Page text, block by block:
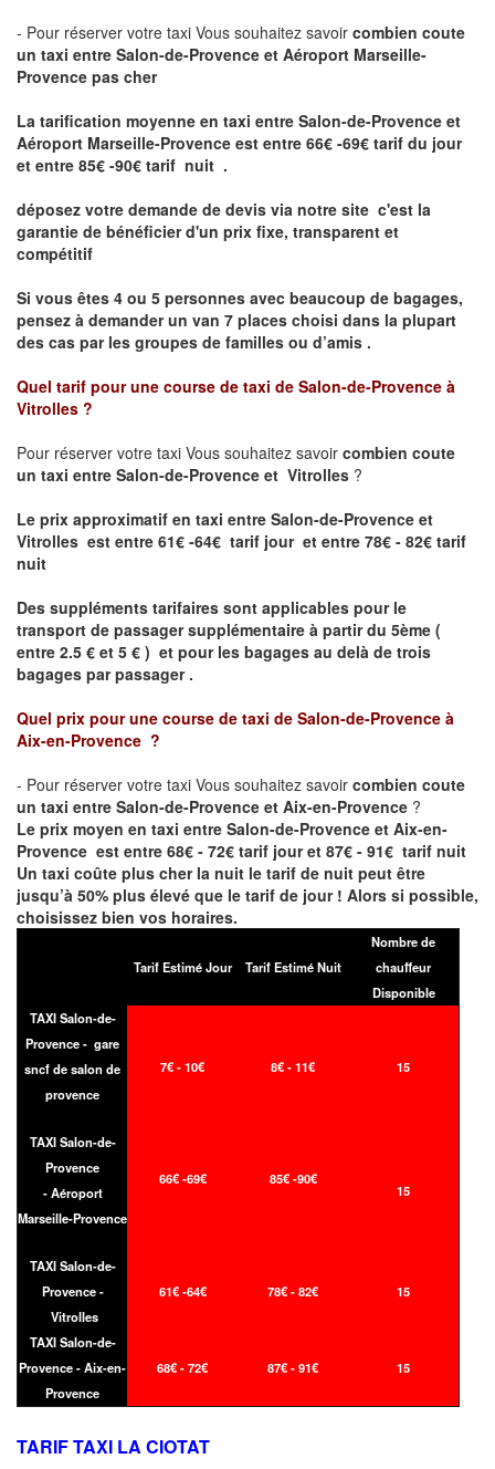
- Pour réserver votre taxi Vous souhaitez savoir combien coute
un taxi entre Salon-de-Provence et Aéroport Marseille-
Provence pas cher
La tarification moyenne en taxi entre Salon-de-Provence et
Aéroport Marseille-Provence est entre 66€ -69€ tarif du jour
et entre 85€ -90€ tarif nuit .
déposez votre demande de devis via notre site c'est la
garantie de bénéficier d'un prix fixe, transparent et
compétitif
Si vous êtes 4 ou 5 personnes avec beaucoup de bagages,
pensez à demander un van 7 places choisi dans la plupart
des cas par les groupes de familles ou d’amis .
Quel tarif pour une course de taxi de Salon-de-Provence à
Vitrolles ?
Pour réserver votre taxi Vous souhaitez savoir combien coute
un taxi entre Salon-de-Provence et Vitrolles ?
Le prix approximatif en taxi entre Salon-de-Provence et
Vitrolles est entre 61€ -64€ tarif jour et entre 78€ - 82€ tarif
nuit
Des suppléments tarifaires sont applicables pour le
transport de passager supplémentaire à partir du 5ème (
entre 2.5 € et 5 € ) et pour les bagages au delà de trois
bagages par passager .
Quel prix pour une course de taxi de Salon-de-Provence à
Aix-en-Provence ?
- Pour réserver votre taxi Vous souhaitez savoir combien coute
un taxi entre Salon-de-Provence et Aix-en-Provence ?
Le prix moyen en taxi entre Salon-de-Provence et Aix-en-
Provence est entre 68€ - 72€ tarif jour et 87€ - 91€ tarif nuit
Un taxi coûte plus cher la nuit le tarif de nuit peut être
jusqu’à 50% plus élevé que le tarif de jour ! Alors si possible,
choisissez bien vos horaires.
Tarif Estimé Jour Tarif Estimé Nuit
Nombre de
chauffeur
Disponible
TAXI Salon-de-
Provence - gare
sncf de salon de
provence
7€ - 10€ 8€ - 11€ 15
TAXI Salon-de-
Provence
- Aéroport
Marseille-Provence
66€ -69€ 85€ -90€
15
TAXI Salon-de-
Provence -
Vitrolles
61€ -64€ 78€ - 82€ 15
TAXI Salon-de-
Provence - Aix-en-
Provence
68€ - 72€ 87€ - 91€ 15
TARIF TAXI LA CIOTAT